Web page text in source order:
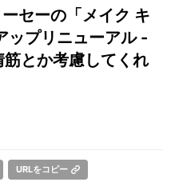
セーの「メイク キ
ップリニューアル -
筋とか考慮してくれ
URLをコピー